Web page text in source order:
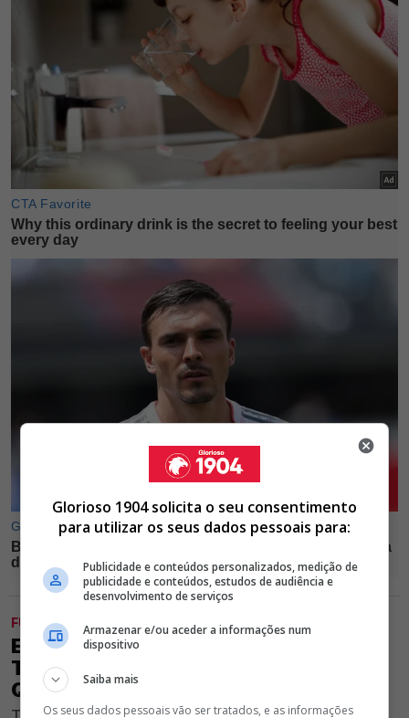
FUTEBOL
EXCLUSIVO GLORIOSO 1904 - HÁ UM
TITULAR DO BENFICA EM 2025/26
QUE ESTÁ A DESILUDIR MARCO SILVA
Glorioso 1904 solicita o seu consentimento
para utilizar os seus dados pessoais para:
Publicidade e conteúdos personalizados, medição de
publicidade e conteúdos, estudos de audiência e
desenvolvimento de serviços
Armazenar e/ou aceder a informações num
dispositivo
Saiba mais
Os seus dados pessoais vão ser tratados, e as informações